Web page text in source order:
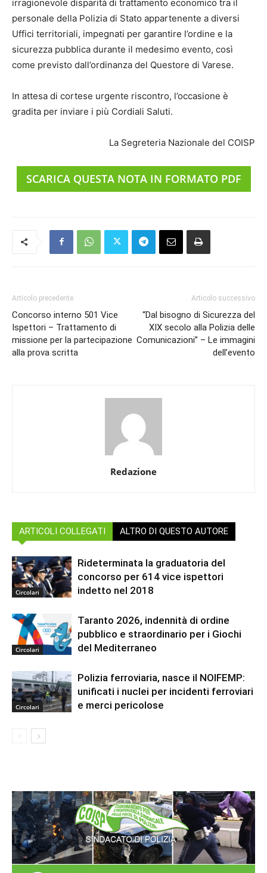
irragionevole disparità di trattamento economico tra il
personale della Polizia di Stato appartenente a diversi
Uffici territoriali, impegnati per garantire l’ordine e la
sicurezza pubblica durante il medesimo evento, così
come previsto dall’ordinanza del Questore di Varese.
In attesa di cortese urgente riscontro, l’occasione è
gradita per inviare i più Cordiali Saluti.
La Segreteria Nazionale del COISP
SCARICA QUESTA NOTA IN FORMATO PDF
Articolo precedente
Concorso interno 501 Vice
Ispettori – Trattamento di
missione per la partecipazione
alla prova scritta
Articolo successivo
“Dal bisogno di Sicurezza del
XIX secolo alla Polizia delle
Comunicazioni” – Le immagini
dell’evento
Redazione
ARTICOLI COLLEGATI ALTRO DI QUESTO AUTORE
Circolari
Rideterminata la graduatoria del
concorso per 614 vice ispettori
indetto nel 2018
Circolari
Taranto 2026, indennità di ordine
pubblico e straordinario per i Giochi
del Mediterraneo
Circolari
Polizia ferroviaria, nasce il NOIFEMP:
unificati i nuclei per incidenti ferroviari
e merci pericolose